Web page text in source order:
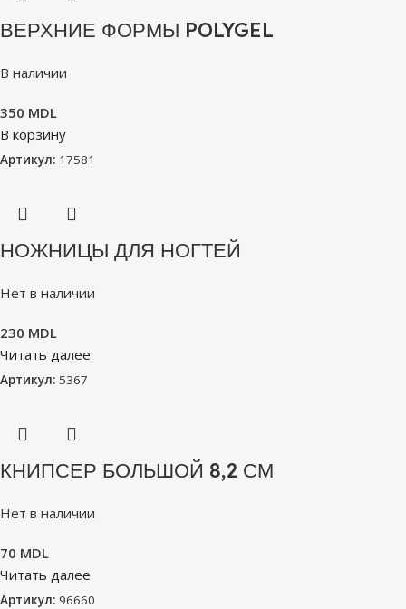
ВЕРХНИЕ ФОРМЫ POLYGEL
В наличии
350 MDL
В корзину
Артикул: 17581
НОЖНИЦЫ ДЛЯ НОГТЕЙ
Нет в наличии
230 MDL
Читать далее
Артикул: 5367
КНИПСЕР БОЛЬШОЙ 8,2 СМ
Нет в наличии
70 MDL
Читать далее
Артикул: 96660